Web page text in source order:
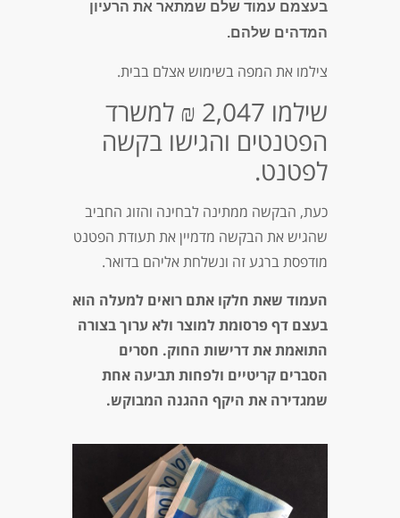
בעצמם עמוד שלם שמתאר את הרעיון
המדהים שלהם.
צילמו את המפה בשימוש אצלם בבית.
שילמו 2,047 ₪ למשרד
הפטנטים והגישו בקשה
לפטנט.
כעת, הבקשה ממתינה לבחינה והזוג החביב
שהגיש את הבקשה מדמיין את תעודת הפטנט
מודפסת ברגע זה ונשלחת אליהם בדואר.
העמוד שאת חלקו אתם רואים למעלה הוא
בעצם דף פרסומת למוצר ולא ערוך בצורה
התואמת את דרישות החוק. חסרים
הסברים קריטיים ולפחות תביעה אחת
שמגדירה את היקף ההגנה המבוקש.